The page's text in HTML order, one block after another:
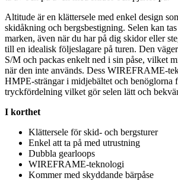
Altitude är en klättersele med enkel design
skidåkning och bergsbestigning. Selen kan
marken, även när du har på dig skidor eller
till en idealisk följeslagare på turen. Den
S/M och packas enkelt ned i sin påse, vilket
när den inte används. Dess WIREFRAME-
HMPE-strängar i midjebältet och benöglorna
tryckfördelning vilket gör selen lätt och
I korthet
Klättersele för skid- och bergsturer
Enkel att ta på med utrustning
Dubbla gearloops
WIREFRAME-teknologi
Kommer med skyddande bärpåse